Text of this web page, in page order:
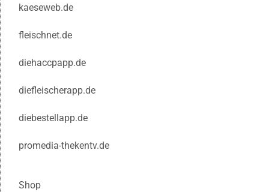
kaeseweb.de
fleischnet.de
diehaccpapp.de
diefleischerapp.de
diebestellapp.de
promedia-thekentv.de
Shop